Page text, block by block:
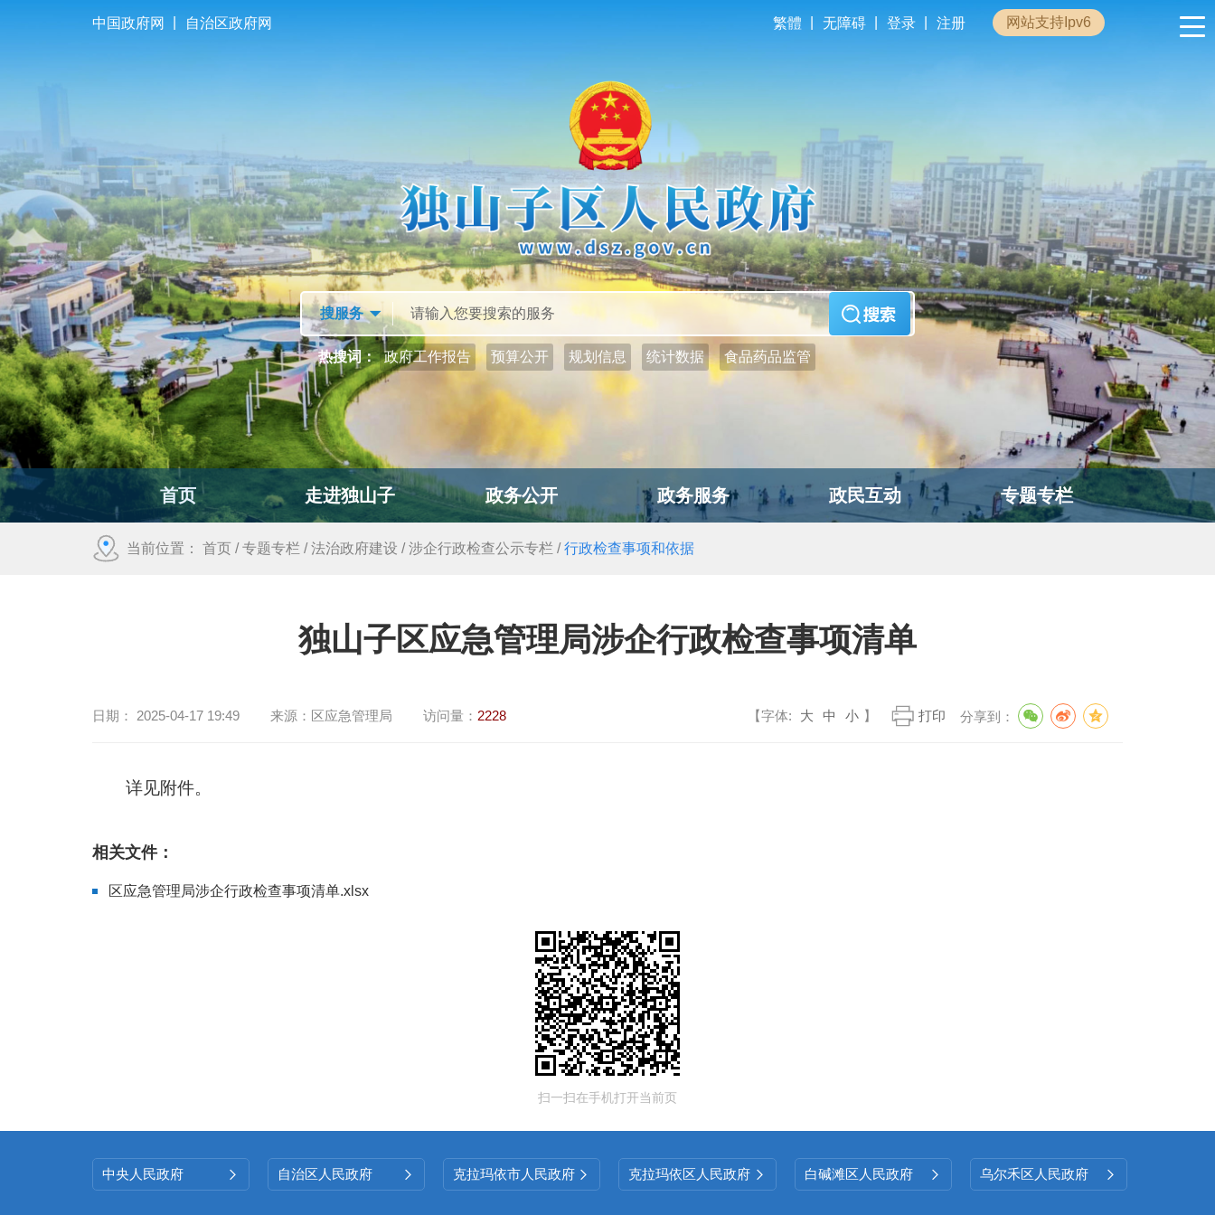
中国政府网 自治区政府网 繁體 无障碍 登录 注册 网站支持Ipv6
热搜词： 政府工作报告 预算公开 规划信息 统计数据 食品药品监管
首页 走进独山子 政务公开 政务服务 政民互动 专题专栏
首页 政民互动 专题专栏
当前位置： 首页 /专题专栏 /法治政府建设 /涉企行政检查公示专栏 /行政检查事项和依据
独山子区应急管理局涉企行政检查事项清单
日期： 2025-04-17 19:49 来源： 区应急管理局 访问量： 2228 【字体: 大 中 小 】 打印 分享到：
详见附件。
相关文件：
区应急管理局涉企行政检查事项清单.xlsx
扫一扫在手机打开当前页
中央人民政府  自治区人民政府  克拉玛依市人民政府  克拉玛依区人民政府  白碱滩区人民政府  乌尔禾区人民政府 